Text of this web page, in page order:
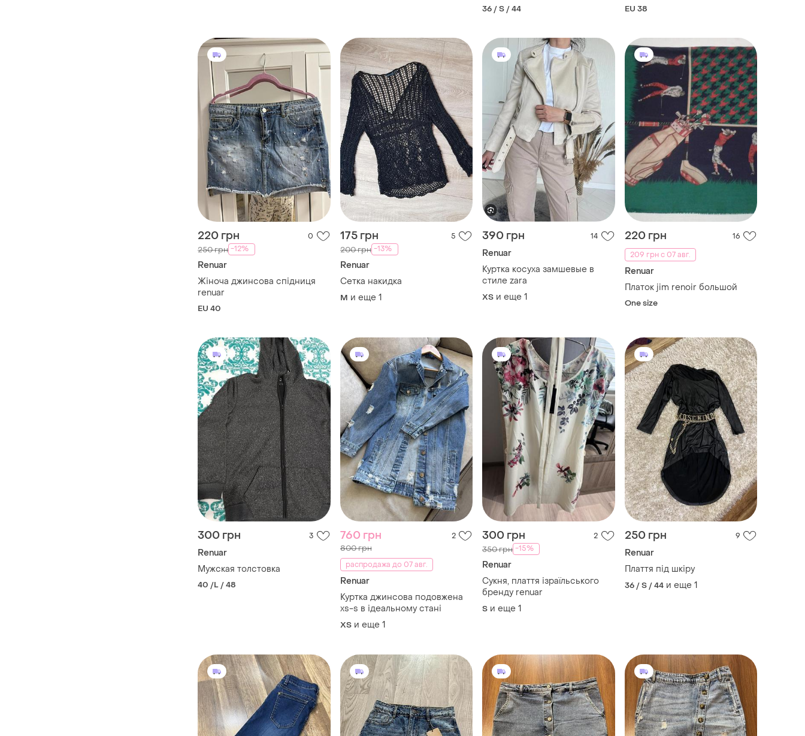
36 / S / 44 EU 38
220 грн 0
250 грн -12%
Renuar
Жіноча джинсова спідниця
renuar
EU 40
175 грн 5
200 грн -13%
Renuar
Сетка накидка
M и еще 1
390 грн 14
Renuar
Куртка косуха замшевые в
стиле zara
ХS и еще 1
220 грн
16
209 грн с 07 авг.
Renuar
Платок jim renoir большой
One size
300 грн 3
Renuar
Мужская толстовка
40 /L / 48
760 грн 2
800 грн
распродажа до 07 авг.
Renuar
Куртка джинсова подовжена
хs-s в ідеальному стані
ХS и еще 1
300 грн 2
350 грн -15%
Renuar
Сукня, плаття ізраїльського
бренду renuar
S и еще 1
250 грн 9
Renuar
Плаття під шкіру
36 / S / 44 и еще 1